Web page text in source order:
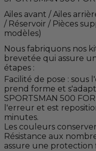
Ailes avant / Ailes
/ Réservoir / Pièces
modèles)
Nous fabriquons nos
brevetée qui assure
étapes :
Facilité de pose :
prend forme et
SPORTSMAN 500
l'erreur et est
minutes.
Les couleurs
Résistance aux
assure une protection